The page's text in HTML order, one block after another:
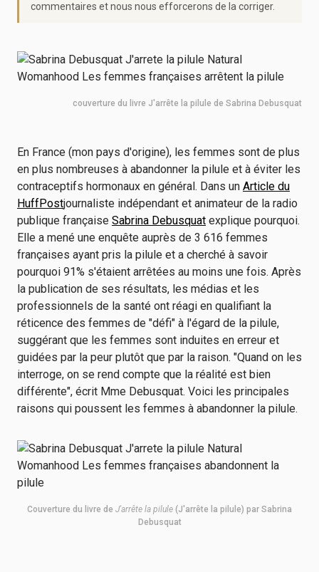
commentaires et nous nous efforcerons de la corriger.
couverture du livre J'arrête la pilule de Sabrina Debusquat
En France (mon pays d'origine), les femmes sont de plus
en plus nombreuses à abandonner la pilule et à éviter les
contraceptifs hormonaux en général. Dans un Article du
HuffPostjournaliste indépendant et animateur de la radio
publique française Sabrina Debusquat explique pourquoi.
Elle a mené une enquête auprès de 3 616 femmes
françaises ayant pris la pilule et a cherché à savoir
pourquoi 91% s'étaient arrêtées au moins une fois. Après
la publication de ses résultats, les médias et les
professionnels de la santé ont réagi en qualifiant la
réticence des femmes de "défi" à l'égard de la pilule,
suggérant que les femmes sont induites en erreur et
guidées par la peur plutôt que par la raison. "Quand on les
interroge, on se rend compte que la réalité est bien
différente", écrit Mme Debusquat. Voici les principales
raisons qui poussent les femmes à abandonner la pilule.
Couverture du livre de J'arrête la pilule (J'arrête la pilule) par Sabrina
Debusquat